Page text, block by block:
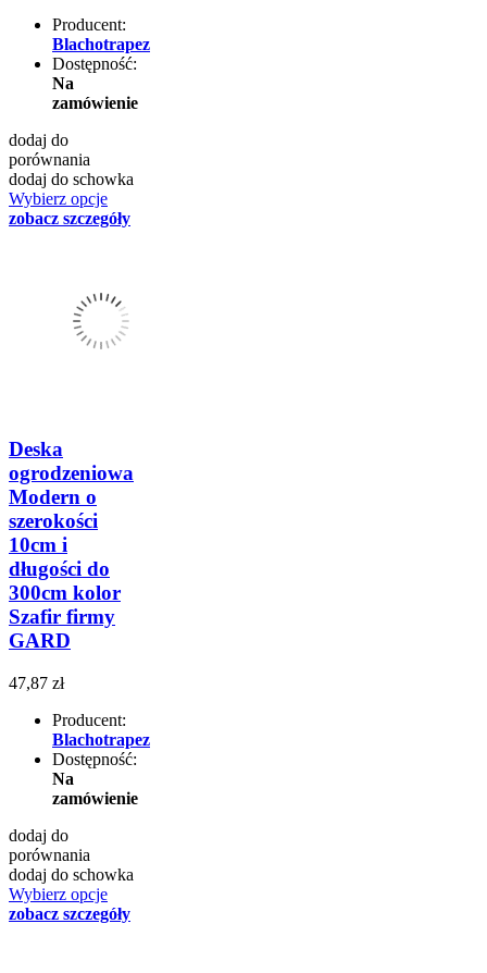
Producent:
Blachotrapez
Dostępność:
Na
zamówienie
dodaj do
porównania
dodaj do schowka
Wybierz opcje
zobacz szczegóły
Deska
ogrodzeniowa
Modern o
szerokości
10cm i
długości do
300cm kolor
Szafir firmy
GARD
47,87 zł
Producent:
Blachotrapez
Dostępność:
Na
zamówienie
dodaj do
porównania
dodaj do schowka
Wybierz opcje
zobacz szczegóły